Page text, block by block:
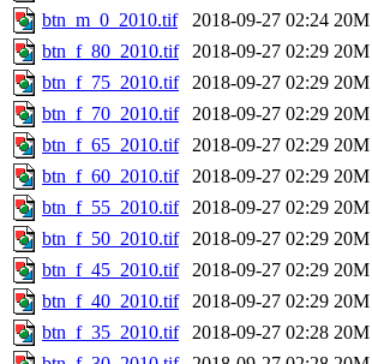
btn_m_0_2010.tif
2018-09-27 02:24 20M
btn_f_80_2010.tif
2018-09-27 02:29 20M
btn_f_75_2010.tif
2018-09-27 02:29 20M
btn_f_70_2010.tif
2018-09-27 02:29 20M
btn_f_65_2010.tif
2018-09-27 02:29 20M
btn_f_60_2010.tif
2018-09-27 02:29 20M
btn_f_55_2010.tif
2018-09-27 02:29 20M
btn_f_50_2010.tif
2018-09-27 02:29 20M
btn_f_45_2010.tif
2018-09-27 02:29 20M
btn_f_40_2010.tif
2018-09-27 02:29 20M
btn_f_35_2010.tif
2018-09-27 02:28 20M